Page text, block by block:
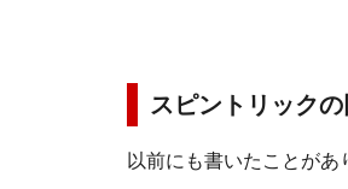
スピントリック
以前にも書いたことがあ